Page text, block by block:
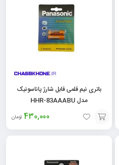
باتری نیم قلمی قابل شارژ پاناسونیک
مدل HHR-83AAABU
430,000 تومان
افزودن